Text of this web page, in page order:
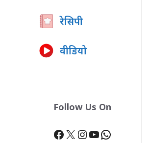
रेसिपी
वीडियो
Follow Us On
Facebook
X Instagram
YouTube
WhatsApp